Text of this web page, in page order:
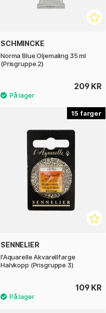
SCHMINCKE
Norma Blue Oljemaling 35 ml
(Prisgruppe 2)
209 KR
15
SENNELIER
l'Aquarelle Akvarellfarge
Halvkopp (Prisgruppe 3)
109 KR